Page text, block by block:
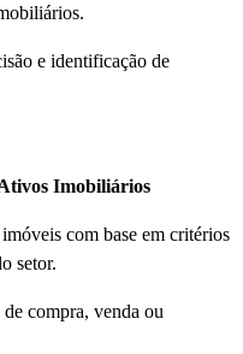
e identificação de
Imobiliários
com base em critérios
setor.
compra, venda ou